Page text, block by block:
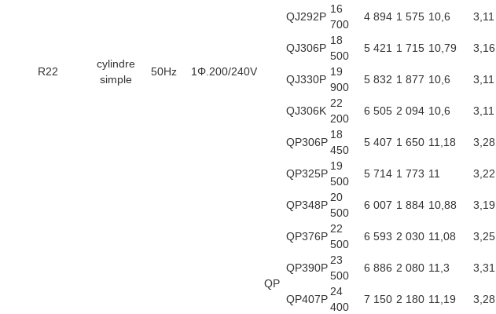
R22
cylindre
simple
50Hz 1Φ.200/240V
QJ292P
16
700
4 894 1 575 10,6 3,11
QJ306P
18
500
5 421 1 715 10,79 3,16
QJ330P
19
900
5 832 1 877 10,6 3,11
QJ306K
22
200
6 505 2 094 10,6 3,11
QP
QP306P
18
450
5 407 1 650 11,18 3,28
QP325P
19
500
5 714 1 773 11 3,22
QP348P
20
500
6 007 1 884 10,88 3,19
QP376P
22
500
6 593 2 030 11,08 3,25
QP390P
23
500
6 886 2 080 11,3 3,31
QP407P
24
400
7 150 2 180 11,19 3,28